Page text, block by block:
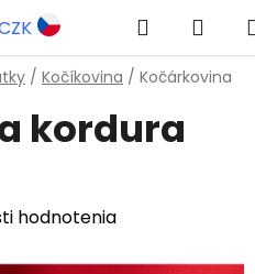
Hľadať
/ Kočíkovina / Kočárkovina
kordura
hodnotenia